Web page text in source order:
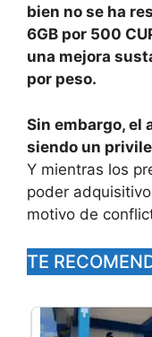
bien no se ha
6GB por 500
una mejora
por peso.
Sin embargo, el
siendo un
Y mientras los
poder
motivo de
TE